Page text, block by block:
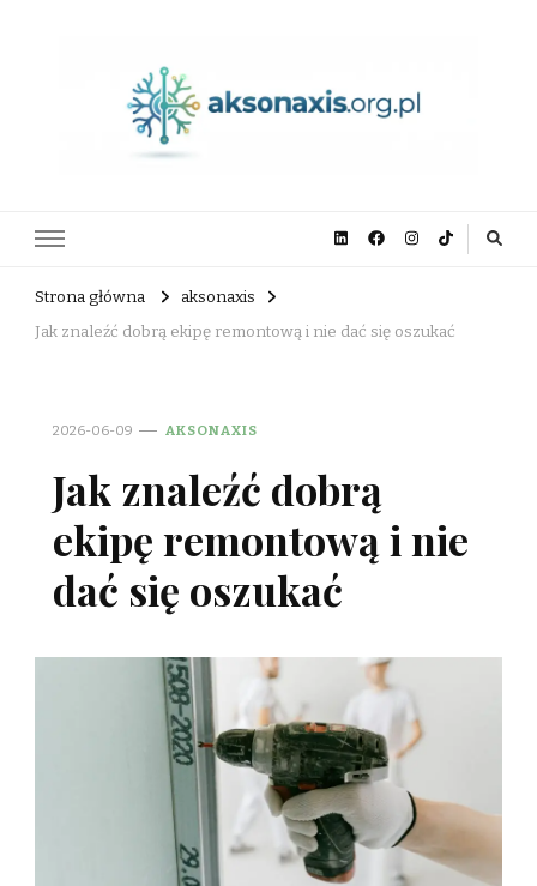
Strona główna
aksonaxis
Jak znaleźć dobrą ekipę remontową i nie dać się oszukać
2026-06-09 AKSONAXIS
Jak znaleźć dobrą
ekipę remontową i nie
dać się oszukać